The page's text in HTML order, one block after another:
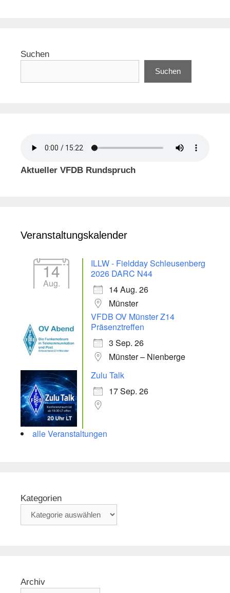
Suchen
Suchen
Aktueller VFDB Rundspruch
Veranstaltungskalender
14
Aug.
ILLW - Fieldday Schleusenberg
2026 DARC N44
14 Aug. 26
Münster
VFDB OV Münster Z14
Präsenztreffen
3 Sep. 26
Münster – Nienberge
Zulu Talk
17 Sep. 26
alle Veranstaltungen
Kategorien
Archiv